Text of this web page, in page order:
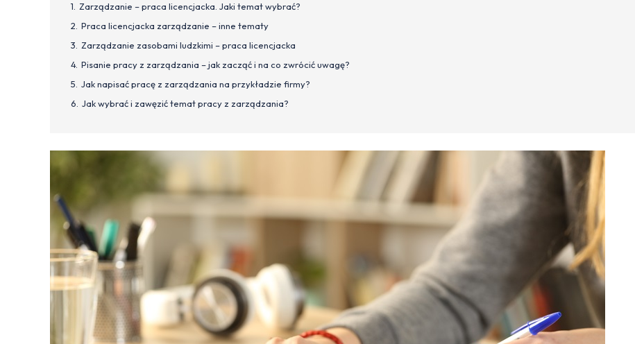
Zarządzanie – praca licencjacka. Jaki temat wybrać?
Praca licencjacka zarządzanie – inne tematy
Zarządzanie zasobami ludzkimi – praca licencjacka
Pisanie pracy z zarządzania – jak zacząć i na co zwrócić uwagę?
Jak napisać pracę z zarządzania na przykładzie firmy?
Jak wybrać i zawęzić temat pracy z zarządzania?